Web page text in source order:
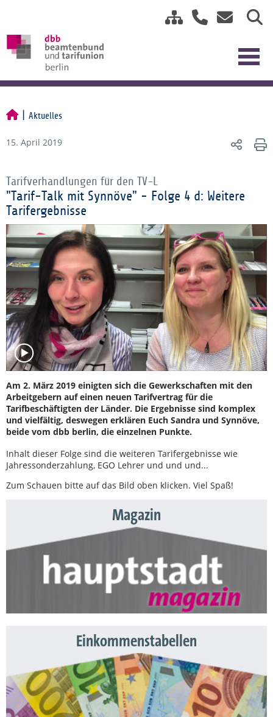
Aktuelles
15. April 2019
Tarifverhandlungen für den TV-L
"Tarif-Talk mit Synnöve" - Folge 4 d: Weitere
Tarifergebnisse
Am 2. März 2019 einigten sich die Gewerkschaften mit den
Arbeitgebern auf einen neuen Tarifvertrag für die
Tarifbeschäftigten der Länder. Die Ergebnisse sind komplex
und vielfältig, deswegen erklären Euch Sandra und Synnöve,
beide vom dbb berlin, die einzelnen Punkte.
Inhalt dieser Folge sind die weiteren Tarifergebnisse wie
Jahressonderzahlung, EGO Lehrer und und und...
Zum Schauen bitte auf das Bild oben klicken. Viel Spaß!
Magazin
Einkommenstabellen